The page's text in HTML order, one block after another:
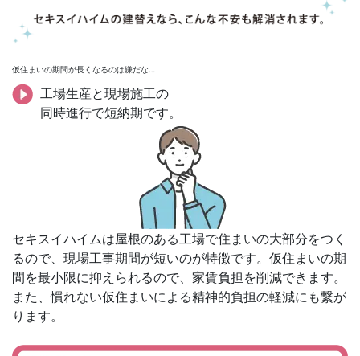
仮住まいの期間が長くなるのは嫌だな…
工場生産と現場施工の
同時進行で短納期です。
セキスイハイムは屋根のある工場で住まいの大部分をつく
るので、現場工事期間が短いのが特徴です。仮住まいの期
間を最小限に抑えられるので、家賃負担を削減できます。
また、慣れない仮住まいによる精神的負担の軽減にも繋が
ります。